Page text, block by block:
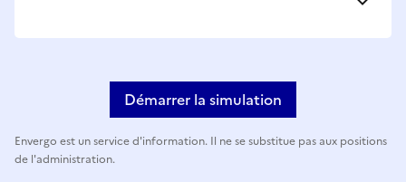
Démarrer la simulation
Envergo est un service d'information. Il ne se substitue pas aux positions
de l'administration.